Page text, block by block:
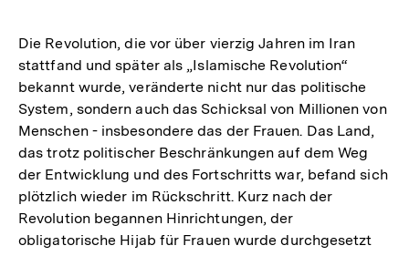
Die Revolution, die vor über vierzig Jahren im Iran
stattfand und später als „Islamische Revolution“
bekannt wurde, veränderte nicht nur das politische
System, sondern auch das Schicksal von Millionen von
Menschen - insbesondere das der Frauen. Das Land,
das trotz politischer Beschränkungen auf dem Weg
der Entwicklung und des Fortschritts war, befand sich
plötzlich wieder im Rückschritt. Kurz nach der
Revolution begannen Hinrichtungen, der
obligatorische Hijab für Frauen wurde durchgesetzt